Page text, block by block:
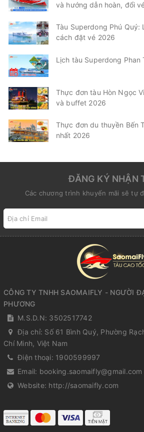
và hướng dẫn hoàn, đổi
Tàu Superdong Phú Quý:
cách đặt vé 2026
Lịch tàu Superdong Phan
Thực đơn tàu Hòn Ngọc
và buffet 2026
Thực đơn du thuyền Bến
nhất 2026
ĐĂNG KÝ NHẬN
Các chương trình khuyến mãi sẽ tự
CÔNG TY TNHH SAOMAIFLY - NGƯỜI
PHƯƠNG
M.S.D.N: 3502517742
Địa chỉ: Số 61 Bình Quý, Phường
Chí Minh, Việt Nam
Điện thoại: 1900599997
Email: booking.saomaifly@gmail.com
Website: http://saomaifly.com